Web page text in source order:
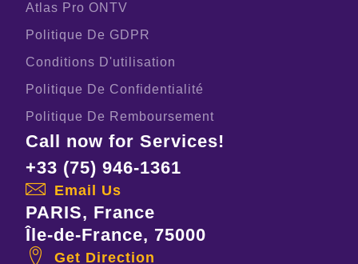
Atlas Pro ONTV
Politique De GDPR
Conditions D'utilisation
Politique De Confidentialité
Politique De Remboursement
Call now for Services!
+33 (75) 946-1361
Email Us
PARIS, France
Île-de-France, 75000
Get Direction